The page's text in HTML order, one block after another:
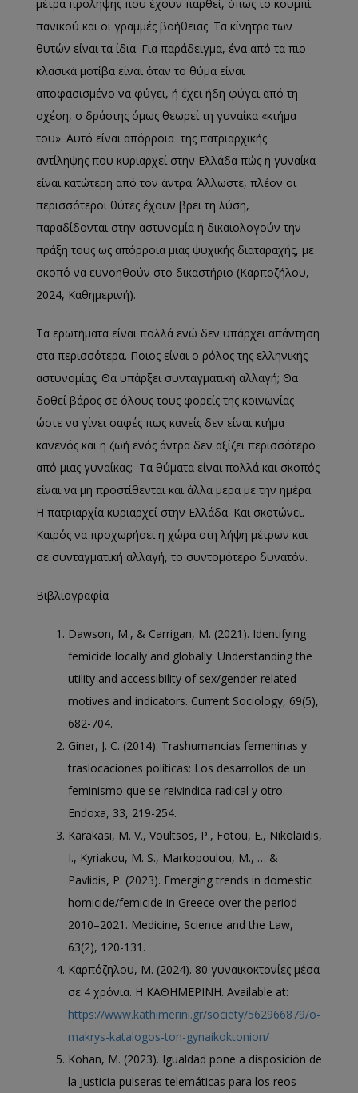
μέτρα πρόληψης που έχουν παρθεί, όπως το κουμπί
πανικού και οι γραμμές βοήθειας. Τα κίνητρα των
θυτών είναι τα ίδια. Για παράδειγμα, ένα από τα πιο
κλασικά μοτίβα είναι όταν το θύμα είναι
αποφασισμένο να φύγει, ή έχει ήδη φύγει από τη
σχέση, ο δράστης όμως θεωρεί τη γυναίκα «κτήμα
του». Αυτό είναι απόρροια της πατριαρχικής
αντίληψης που κυριαρχεί στην Ελλάδα πώς η γυναίκα
είναι κατώτερη από τον άντρα. Άλλωστε, πλέον οι
περισσότεροι θύτες έχουν βρει τη λύση,
παραδίδονται στην αστυνομία ή δικαιολογούν την
πράξη τους ως απόρροια μιας ψυχικής διαταραχής, με
σκοπό να ευνοηθούν στο δικαστήριο (Καρποζήλου,
2024, Καθημερινή).
Τα ερωτήματα είναι πολλά ενώ δεν υπάρχει απάντηση
στα περισσότερα. Ποιος είναι ο ρόλος της ελληνικής
αστυνομίας; Θα υπάρξει συνταγματική αλλαγή; Θα
δοθεί βάρος σε όλους τους φορείς της κοινωνίας
ώστε να γίνει σαφές πως κανείς δεν είναι κτήμα
κανενός και η ζωή ενός άντρα δεν αξίζει περισσότερο
από μιας γυναίκας; Τα θύματα είναι πολλά και σκοπός
είναι να μη προστίθενται και άλλα μερα με την ημέρα.
Η πατριαρχία κυριαρχεί στην Ελλάδα. Και σκοτώνει.
Καιρός να προχωρήσει η χώρα στη λήψη μέτρων και
σε συνταγματική αλλαγή, το συντομότερο δυνατόν.
Βιβλιογραφία
Dawson, M., & Carrigan, M. (2021). Identifying
femicide locally and globally: Understanding the
utility and accessibility of sex/gender-related
motives and indicators. Current Sociology, 69(5),
682-704.
Giner, J. C. (2014). Trashumancias femeninas y
traslocaciones políticas: Los desarrollos de un
feminismo que se reivindica radical y otro.
Endoxa, 33, 219-254.
Karakasi, M. V., Voultsos, P., Fotou, E., Nikolaidis,
I., Kyriakou, M. S., Markopoulou, M., … &
Pavlidis, P. (2023). Emerging trends in domestic
homicide/femicide in Greece over the period
2010–2021. Medicine, Science and the Law,
63(2), 120-131.
Καρπόζηλου, Μ. (2024). 80 γυναικοκτονίες μέσα
σε 4 χρόνια. Η ΚΑΘΗΜΕΡΙΝΗ. Available at:
https://www.kathimerini.gr/society/562966879/o-
makrys-katalogos-ton-gynaikoktonion/
Kohan, M. (2023). Igualdad pone a disposición de
la Justicia pulseras telemáticas para los reos